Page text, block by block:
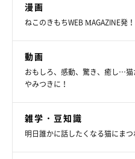
漫画
ねこのきもちWEB MAGAZINE発
動画
おもしろ、感動、驚き、癒し…
やみつきに！
雑学・豆知識
明日誰かに話したくなる猫にま